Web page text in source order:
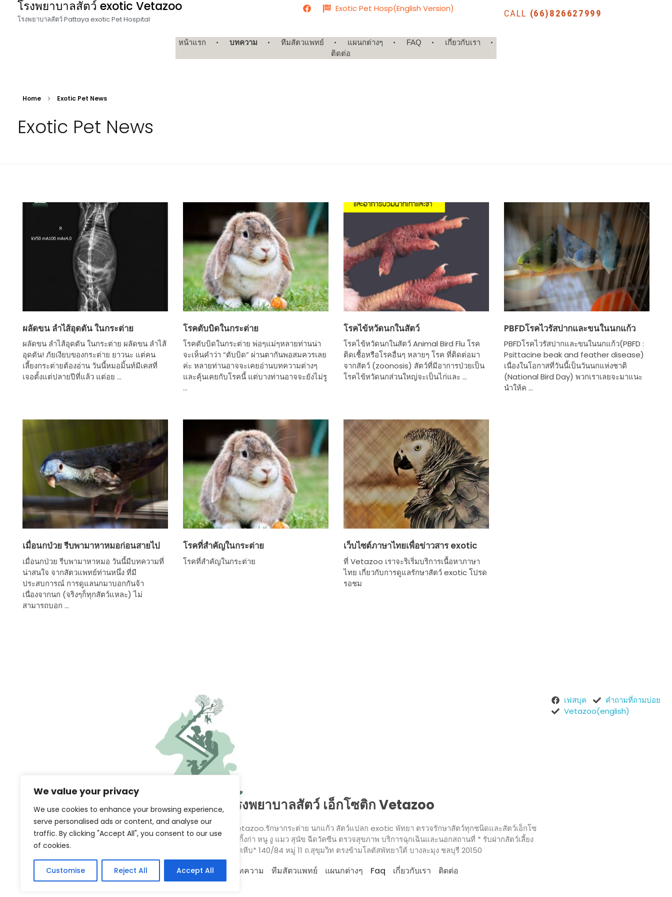
We value your privacy
We use cookies to enhance your browsing experience,
serve personalised ads or content, and analyse our
traffic. By clicking "Accept All", you consent to our use
of cookies.
Customise Reject All Accept All
โรงพยาบาลสัตว์ exotic Vetazoo
โรงพยาบาลสัตว์ Pattaya exotic Pet Hospital
Exotic Pet Hosp(English Version) CALL (66)826627999
หน้าแรก บทความ ทีมสัตวแพทย์ แผนกต่างๆ FAQ
เกี่ยวกับเรา
ติดต่อ
Home Exotic Pet News
Exotic Pet News
ผลัดขน ลำไส้อุดตัน ในกระต่าย
ผลัดขน ลำไส้อุดตัน ในกระต่าย ผลัดขน ลำไส้
อุดตัน! ภัยเงียบของกระต่าย ยาวนะ แต่คน
เลี้ยงกระต่ายต้องอ่าน วันนี้หมอมิ้นท์มีเคสที่
เจอตั้งแต่ปลายปีที่แล้ว แต่อย ...
โรคตับบิดในกระต่าย
โรคตับบิดในกระต่าย พ่อๆแม่ๆหลายท่านน่า
จะเห็นคำว่า “ตับบิด” ผ่านตากันพอสมควรเลย
ค่ะ หลายท่านอาจจะเคยอ่านบทความต่างๆ
และคุ้นเคยกับโรคนี้ แต่บางท่านอาจจะยังไม่รู
...
โรคไข้หวัดนกในสัตว์
โรคไข้หวัดนกในสัตว์ Animal Bird Flu โรค
ติดเชื้อหรือโรคอื่นๆ หลายๆ โรค ที่ติดต่อมา
จากสัตว์ (zoonosis) สัตว์ที่มีอาการป่วยเป็น
โรคไข้หวัดนกส่วนใหญ่จะเป็นไก่และ ...
PBFDโรคไวรัสปากและขนในนกแก้ว
PBFDโรคไวรัสปากและขนในนกแก้ว(PBFD :
Psittacine beak and feather disease)
เนื่องในโอกาสที่วันนี้เป็นวันนกแห่งชาติ
(National Bird Day) พวกเราเลยจะมาแนะ
นำให้ค ...
เมื่อนกป่วย รีบพามาหาหมอก่อนสายไป
เมื่อนกป่วย รีบพามาหาหมอ วันนี้มีบทความที่
น่าสนใจ จากสัตวแพทย์ท่านหนึ่ง ที่มี
ประสบการณ์ การดูแลนกมาบอกกันจ้า
เนื่องจากนก (จริงๆก็ทุกสัตว์แหละ) ไม่
สามารถบอก ...
โรคที่สำคัญในกระต่าย
โรคที่สำคัญในกระต่าย
เว็บไซต์ภาษาไทยเพื่อข่าวสาร exotic
ที่ Vetazoo เราจะริเริ่มบริการเนื้อหาภาษา
ไทย เกี่ยวกับการดูแลรักษาสัตว์ exotic โปรด
รอชม
โรงพยาบาลสัตว์ เอ็กโซติก Vetazoo
© 2026 โรงพยาบาลสัตว์ exotic Vetazoo.รักษากระต่าย นกแก้ว สัตว์แปลก exotic พัทยา ตรวจรักษาสัตว์ทุกชนิดและสัตว์เอ็กโซ
ติก กระต่าย ชูการ์ นก ชิลชิลล่า ลิง กิ้งก่า หนู งู แมว สุนัข ฉีดวัคซีน ตรวจสุขภาพ บริการฉุกเฉินและนอกสถานที่ * รับฝากสัตว์เลี้ยง
พัทยา จอมเทียน สัตหีบ* 140/84 หมู่ 11 ถ.สุขุมวิท ตรงข้ามโลตัสพัทยาใต้ บางละมุง ชลบุรี 20150
หน้าแรก บทความ ทีมสัตวแพทย์ แผนกต่างๆ Faq เกี่ยวกับเรา ติดต่อ
เฟสบุค
คำถามที่ถามบ่อย
Vetazoo(english)